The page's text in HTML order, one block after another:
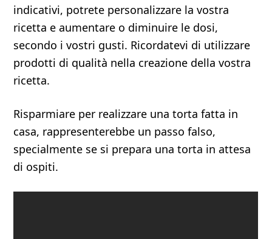
indicativi, potrete personalizzare la vostra
ricetta e aumentare o diminuire le dosi,
secondo i vostri gusti. Ricordatevi di utilizzare
prodotti di qualità nella creazione della vostra
ricetta.
Risparmiare per realizzare una torta fatta in
casa, rappresenterebbe un passo falso,
specialmente se si prepara una torta in attesa
di ospiti.